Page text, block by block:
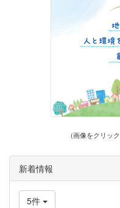
(画像をクリッ
新着情報
5件